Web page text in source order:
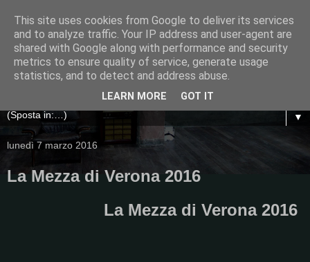
▼
lunedì 7 marzo 2016
La Mezza di Verona 2016
La Mezza di Verona 2016
This site uses cookies from Google to deliver its services
and to analyze traffic. Your IP address and user-agent are
shared with Google along with performance and security
metrics to ensure quality of service, generate usage
statistics, and to detect and address abuse.
LEARN MORE GOT IT